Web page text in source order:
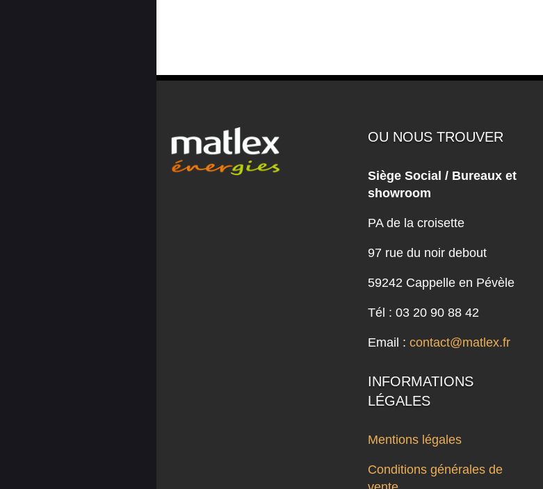
OU NOUS TROUVER
Siège Social / Bureaux et
showroom
PA de la croisette
97 rue du noir debout
59242 Cappelle en Pévèle
Tél : 03 20 90 88 42
Email :contact@matlex.fr
INFORMATIONS
LÉGALES
Mentions légales
Conditions générales de